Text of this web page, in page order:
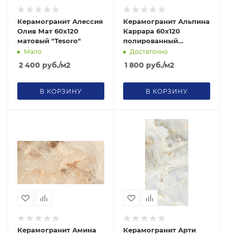
Керамогранит Алессия
Олив Мат 60х120
матовый "Tesoro"
Мало
2 400 руб./м2
В КОРЗИНУ
Керамогранит Альпина
Каррара 60х120
полированный
"Alvento"
Достаточно
1 800 руб./м2
В КОРЗИНУ
Керамогранит Амина
Керамогранит Арти